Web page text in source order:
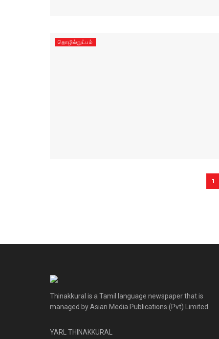
தொழில்நுட்பம்
1
Thinakkural is a Tamil language newspaper that is
managed by Asian Media Publications (Pvt) Limited.
YARL THINAKKURAL